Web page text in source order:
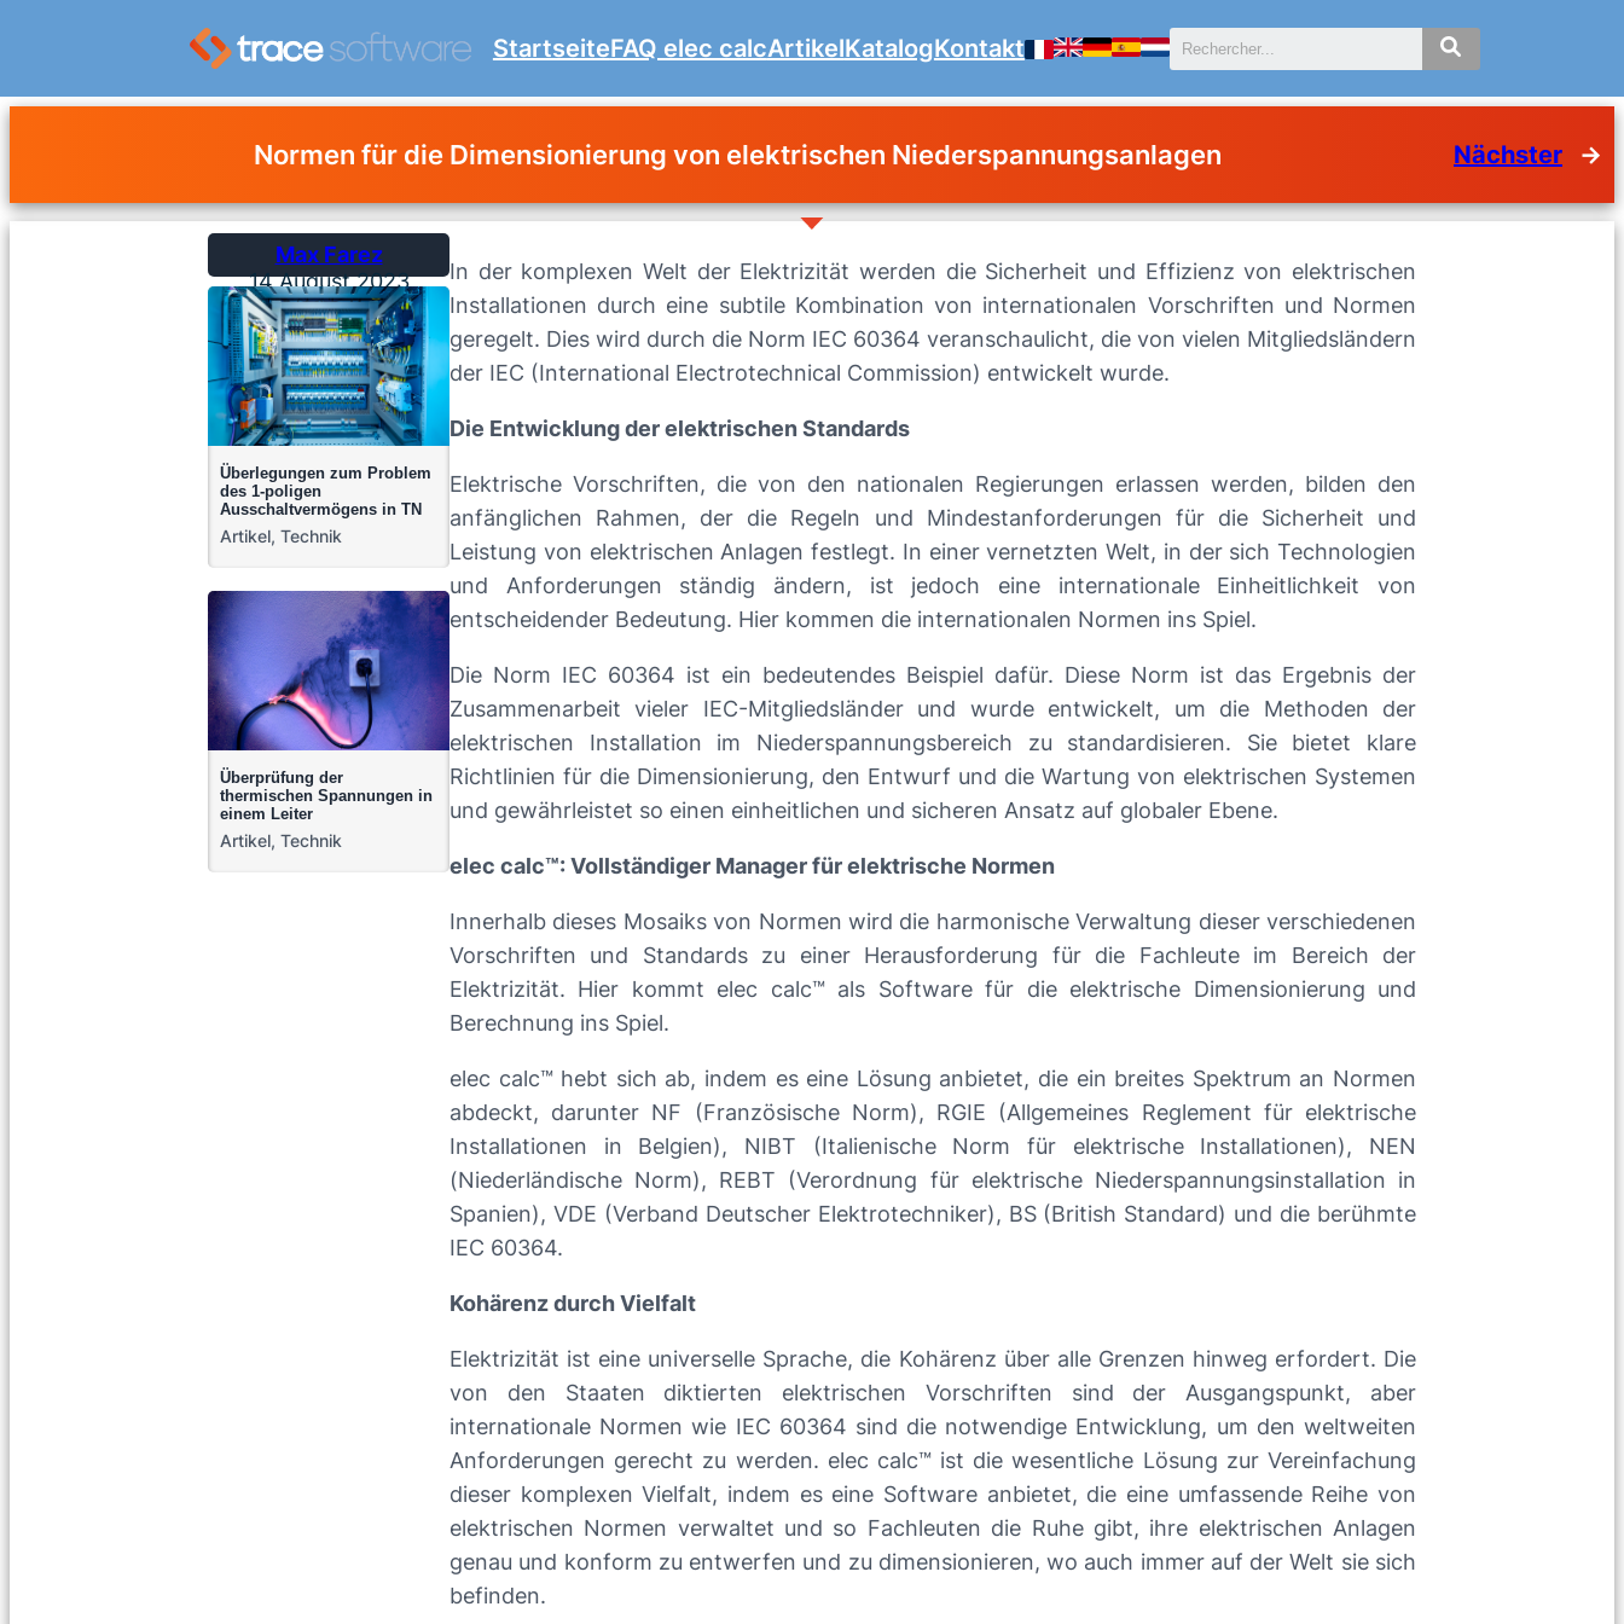
StartseiteFAQ elec calcArtikelKatalogKontakt
Normen für die Dimensionierung von elektrischen Niederspannungsanlagen Nächster →
Max Farez
14 August 2023
Überlegungen zum Problem
des 1-poligen
Ausschaltvermögens in TN
Artikel, Technik
Überprüfung der
thermischen Spannungen in
einem Leiter
Artikel, Technik
In der komplexen Welt der Elektrizität werden die Sicherheit und Effizienz von elektrischen
Installationen durch eine subtile Kombination von internationalen Vorschriften und Normen
geregelt. Dies wird durch die Norm IEC 60364 veranschaulicht, die von vielen Mitgliedsländern
der IEC (International Electrotechnical Commission) entwickelt wurde.
Die Entwicklung der elektrischen Standards
Elektrische Vorschriften, die von den nationalen Regierungen erlassen werden, bilden den
anfänglichen Rahmen, der die Regeln und Mindestanforderungen für die Sicherheit und
Leistung von elektrischen Anlagen festlegt. In einer vernetzten Welt, in der sich Technologien
und Anforderungen ständig ändern, ist jedoch eine internationale Einheitlichkeit von
entscheidender Bedeutung. Hier kommen die internationalen Normen ins Spiel.
Die Norm IEC 60364 ist ein bedeutendes Beispiel dafür. Diese Norm ist das Ergebnis der
Zusammenarbeit vieler IEC-Mitgliedsländer und wurde entwickelt, um die Methoden der
elektrischen Installation im Niederspannungsbereich zu standardisieren. Sie bietet klare
Richtlinien für die Dimensionierung, den Entwurf und die Wartung von elektrischen Systemen
und gewährleistet so einen einheitlichen und sicheren Ansatz auf globaler Ebene.
elec calc™: Vollständiger Manager für elektrische Normen
Innerhalb dieses Mosaiks von Normen wird die harmonische Verwaltung dieser verschiedenen
Vorschriften und Standards zu einer Herausforderung für die Fachleute im Bereich der
Elektrizität. Hier kommt elec calc™ als Software für die elektrische Dimensionierung und
Berechnung ins Spiel.
elec calc™ hebt sich ab, indem es eine Lösung anbietet, die ein breites Spektrum an Normen
abdeckt, darunter NF (Französische Norm), RGIE (Allgemeines Reglement für elektrische
Installationen in Belgien), NIBT (Italienische Norm für elektrische Installationen), NEN
(Niederländische Norm), REBT (Verordnung für elektrische Niederspannungsinstallation in
Spanien), VDE (Verband Deutscher Elektrotechniker), BS (British Standard) und die berühmte
IEC 60364.
Kohärenz durch Vielfalt
Elektrizität ist eine universelle Sprache, die Kohärenz über alle Grenzen hinweg erfordert. Die
von den Staaten diktierten elektrischen Vorschriften sind der Ausgangspunkt, aber
internationale Normen wie IEC 60364 sind die notwendige Entwicklung, um den weltweiten
Anforderungen gerecht zu werden. elec calc™ ist die wesentliche Lösung zur Vereinfachung
dieser komplexen Vielfalt, indem es eine Software anbietet, die eine umfassende Reihe von
elektrischen Normen verwaltet und so Fachleuten die Ruhe gibt, ihre elektrischen Anlagen
genau und konform zu entwerfen und zu dimensionieren, wo auch immer auf der Welt sie sich
befinden.